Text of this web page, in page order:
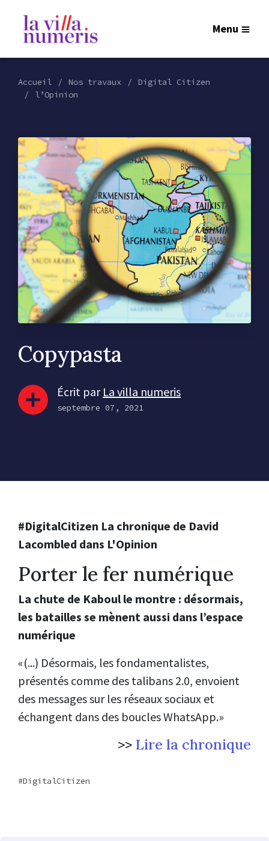
Menu
Accueil Nos travaux
Digital Citizen
l’Opinion
Copypasta
Écrit par La villa numeris
septembre 07, 2021
#DigitalCitizen La chronique de David
Lacombled dans L'Opinion
Porter le fer numérique
La chute de Kaboul le montre : désormais,
les batailles se mènent aussi dans l’espace
numérique
«(...) Désormais, les fondamentalistes,
présentés comme des talibans 2.0, envoient
des messages sur les réseaux sociaux et
échangent dans des boucles WhatsApp.»
>> Lire la chronique
DigitalCitizen